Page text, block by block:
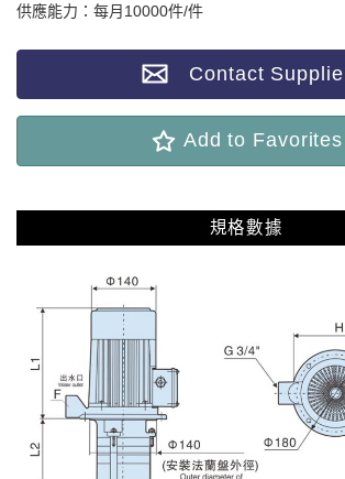
供應能力：每月10000件/件
Contact
Add to Favorites
規格數據